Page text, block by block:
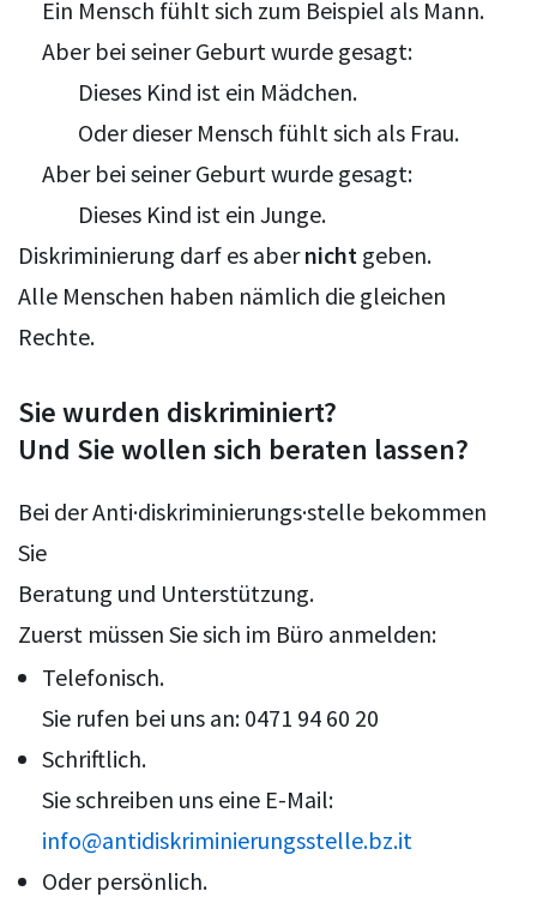
Ein Mensch fühlt sich zum Beispiel als Mann.
Aber bei seiner Geburt wurde gesagt:
Dieses Kind ist ein Mädchen.
Oder dieser Mensch fühlt sich als Frau.
Aber bei seiner Geburt wurde gesagt:
Dieses Kind ist ein Junge.
Diskriminierung darf es abernicht geben.
Alle Menschen haben nämlich die gleichen
Rechte.
Sie wurden diskriminiert?
Und Sie wollen sich beraten lassen?
Bei der Anti·diskriminierungs·stelle bekommen
Sie
Beratung und Unterstützung.
Zuerst müssen Sie sich im Büro anmelden:
Telefonisch.
Sie rufen bei uns an: 0471 94 60 20
Schriftlich.
Sie schreiben uns eine E-Mail:
info@antidiskriminierungsstelle.bz.it
Oder persönlich.